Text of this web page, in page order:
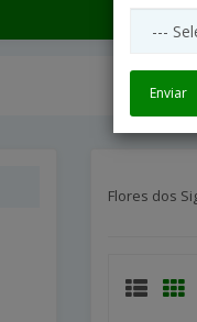
Flores dos
Enviar